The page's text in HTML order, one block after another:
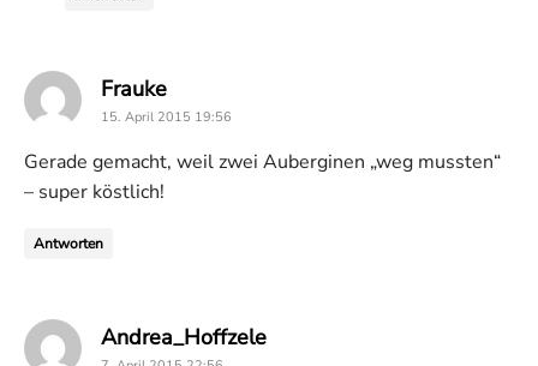
Fraukesays:
15. April 2015 19:56
Gerade gemacht, weil zwei Auberginen „weg mussten“
– super köstlich!
Antworten
Andrea_Hoffzelesays: